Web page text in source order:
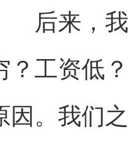
后来，我
？工资低
因。我们